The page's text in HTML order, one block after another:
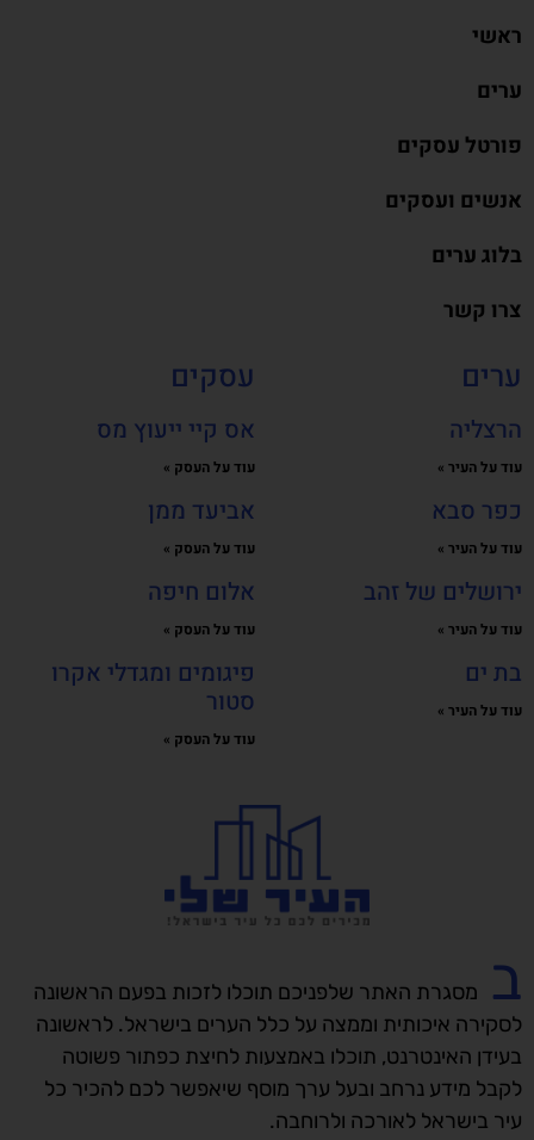
ראשי
ערים
פורטל עסקים
אנשים ועסקים
בלוג ערים
צרו קשר
ערים
הרצליה
עוד על העיר »
כפר סבא
עוד על העיר »
ירושלים של זהב
עוד על העיר »
בת ים
עוד על העיר »
עסקים
אס קיי ייעוץ מס
עוד על העסק »
אביעד ממן
עוד על העסק »
אלום חיפה
עוד על העסק »
פיגומים ומגדלי אקרו
סטור
עוד על העסק »
ב
מסגרת האתר שלפניכם תוכלו לזכות בפעם הראשונה
לסקירה איכותית וממצה על כלל הערים בישראל. לראשונה
בעידן האינטרנט, תוכלו באמצעות לחיצת כפתור פשוטה
לקבל מידע נרחב ובעל ערך מוסף שיאפשר לכם להכיר כל
עיר בישראל לאורכה ולרוחבה.